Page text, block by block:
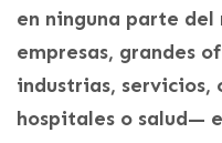
en ninguna parte
empresas, grandes
industrias, servicios,
hospitales o salud—